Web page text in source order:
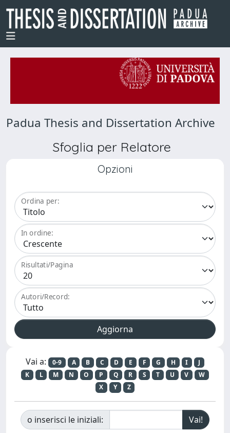
Padua Thesis and Dissertation Archive
Sfoglia per Relatore
Opzioni
Ordina per:
In ordine:
Risultati/Pagina
Autori/Record:
Vai a: 0-9 A B C D E F G H I
J
K
L M N O P Q R S T U V
W
X
Y Z
o inserisci le iniziali: